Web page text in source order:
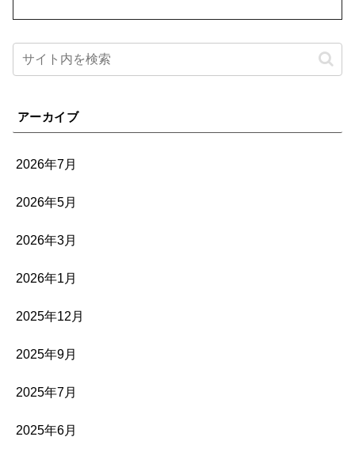
アーカイブ
2026年7月
2026年5月
2026年3月
2026年1月
2025年12月
2025年9月
2025年7月
2025年6月